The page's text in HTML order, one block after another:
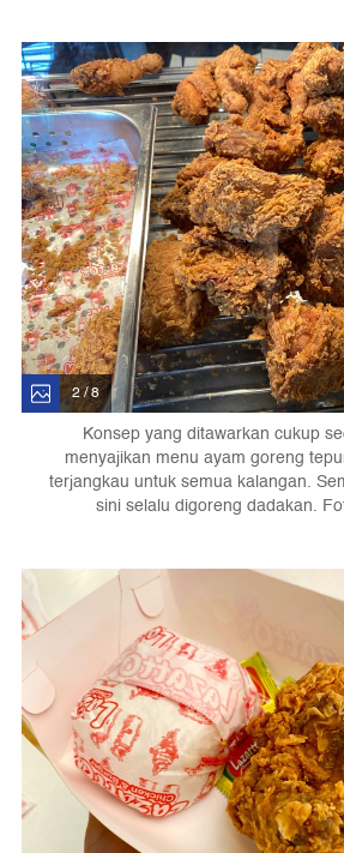
2 / 8
Konsep yang ditawarkan cukup
menyajikan menu ayam goreng
terjangkau untuk semua kalangan.
sini selalu digoreng dadakan.